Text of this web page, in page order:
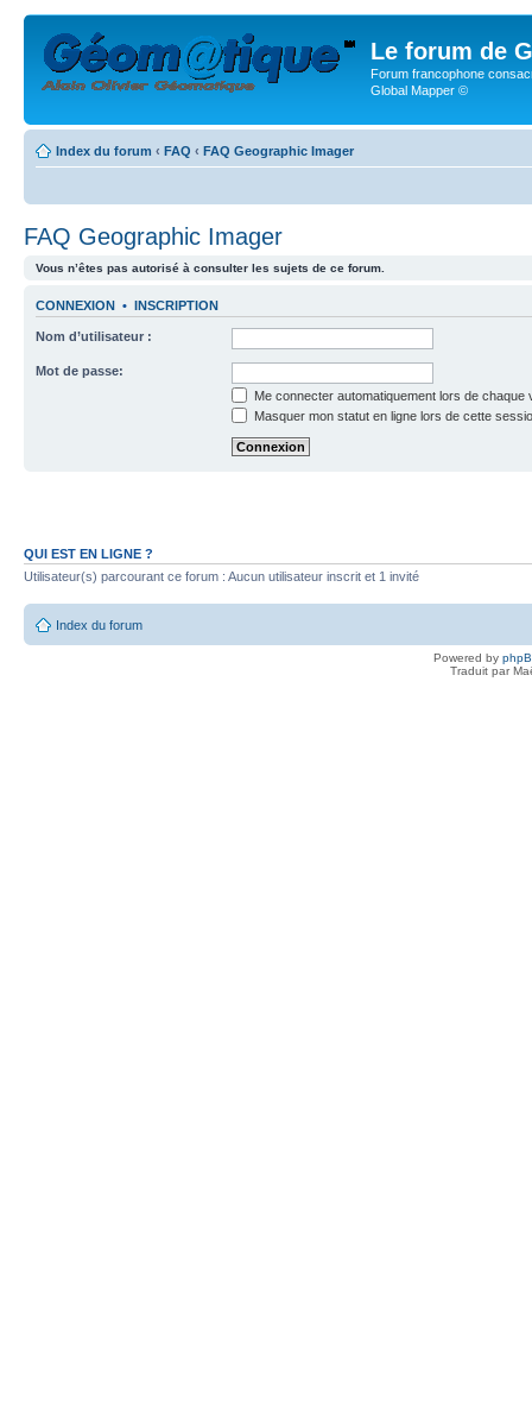
Le forum de
Forum francophone
Global Mapper ©
Index du forum ‹ FAQ ‹ FAQ Geographic Imager
FAQ Geographic Imager
Vous n’êtes pas autorisé à consulter les sujets de ce forum.
CONNEXION • INSCRIPTION
Nom d’utilisateur :
Mot de passe:
Me connecter automatiquement lors de chaque
Masquer mon statut en ligne lors de cette
QUI EST EN LIGNE ?
Utilisateur(s) parcourant ce forum : Aucun utilisateur inscrit et 1 invité
Index du forum
Powered by
Traduit par